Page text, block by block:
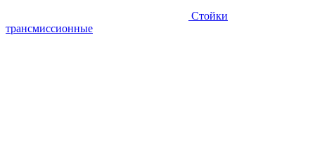
Стойки
трансмиссионные